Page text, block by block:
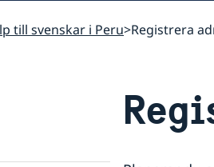
till svenskar i Peru Registrera